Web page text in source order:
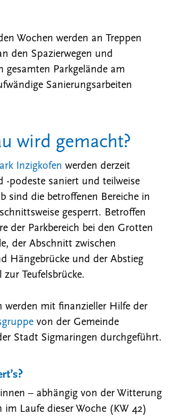
Wochen werden an Treppen
den Spazierwegen und
gesamten Parkgelände am
Sanierungsarbeiten
wird gemacht?
Inzigkofen werden derzeit
-podeste saniert und teilweise
sind die betroffenen Bereiche in
gesperrt. Betroffen
der Parkbereich bei den Grotten
der Abschnitt zwischen
Hängebrücke und der Abstieg
Teufelsbrücke.
werden mit finanzieller Hilfe der
von der Gemeinde
Stadt Sigmaringen durchgeführt.
– abhängig von der Witterung
Laufe dieser Woche (KW 42)